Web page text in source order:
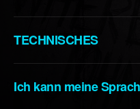
TECHNISCHES
Ich kann meine